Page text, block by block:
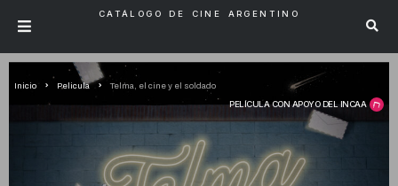
CATÁLOGO DE CINE ARGENTINO
PELÍCULA CON APOYO DEL INCAA
Inicio Pelicula Telma, el cine y el soldado